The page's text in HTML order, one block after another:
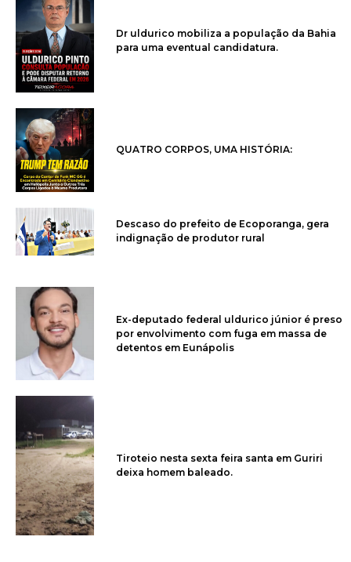
Dr uldurico mobiliza a população da Bahia
para uma eventual candidatura.
QUATRO CORPOS, UMA HISTÓRIA:
Descaso do prefeito de Ecoporanga, gera
indignação de produtor rural
Ex-deputado federal uldurico júnior é preso
por envolvimento com fuga em massa de
detentos em Eunápolis
Tiroteio nesta sexta feira santa em Guriri
deixa homem baleado.